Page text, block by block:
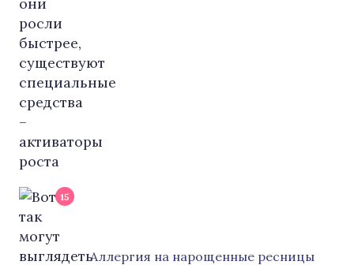
15
Аллергия на нарощенные ресницы